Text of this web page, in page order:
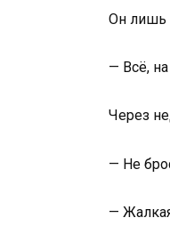
Он лишь
— Всё,
Через
— Не
—